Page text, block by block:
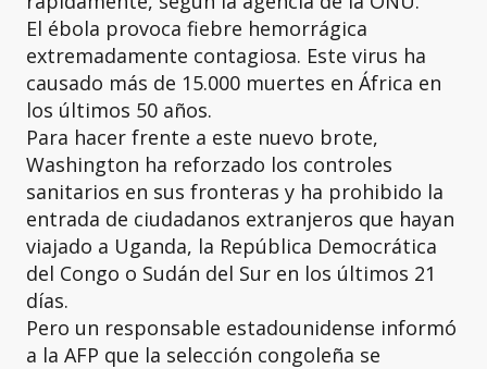
El ébola provoca fiebre hemorrágica
extremadamente contagiosa. Este virus ha
causado más de 15.000 muertes en África en
los últimos 50 años.
Para hacer frente a este nuevo brote,
Washington ha reforzado los controles
sanitarios en sus fronteras y ha prohibido la
entrada de ciudadanos extranjeros que hayan
viajado a Uganda, la República Democrática
del Congo o Sudán del Sur en los últimos 21
días.
Pero un responsable estadounidense informó
a la AFP que la selección congoleña se